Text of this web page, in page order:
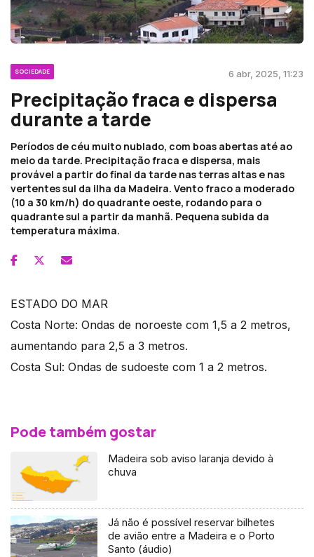
SOCIEDADE 6 abr, 2025, 11:23
Precipitação fraca e dispersa
durante a tarde
Períodos de céu muito nublado, com boas abertas até ao
meio da tarde. Precipitação fraca e dispersa, mais
provável a partir do final da tarde nas terras altas e nas
vertentes sul da ilha da Madeira. Vento fraco a moderado
(10 a 30 km/h) do quadrante oeste, rodando para o
quadrante sul a partir da manhã. Pequena subida da
temperatura máxima.
ESTADO DO MAR
Costa Norte: Ondas de noroeste com 1,5 a 2 metros,
aumentando para 2,5 a 3 metros.
Costa Sul: Ondas de sudoeste com 1 a 2 metros.
Pode também gostar
Madeira sob aviso laranja devido à
chuva
Já não é possível reservar bilhetes
de avião entre a Madeira e o Porto
Santo (áudio)